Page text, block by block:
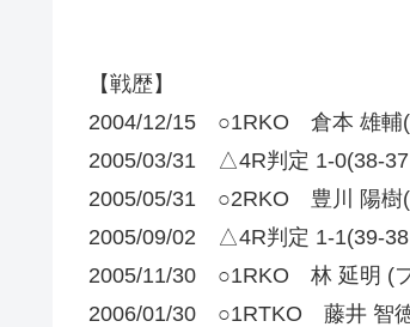
【戦歴】
2004/12/15 ○1RKO 倉本 雄輔(
2005/03/31 △4R判定 1-0(38-
2005/05/31 ○2RKO 豊川 陽樹(
2005/09/02 △4R判定 1-1(39-
2005/11/30 ○1RKO 林 延明 (
2006/01/30 ○1RTKO 藤井 智